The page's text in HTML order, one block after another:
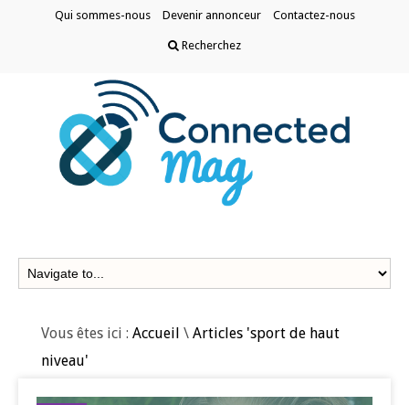
Qui sommes-nous Devenir annonceur Contactez-nous
Recherchez
Vous êtes ici : Accueil \ Articles 'sport de haut
niveau'